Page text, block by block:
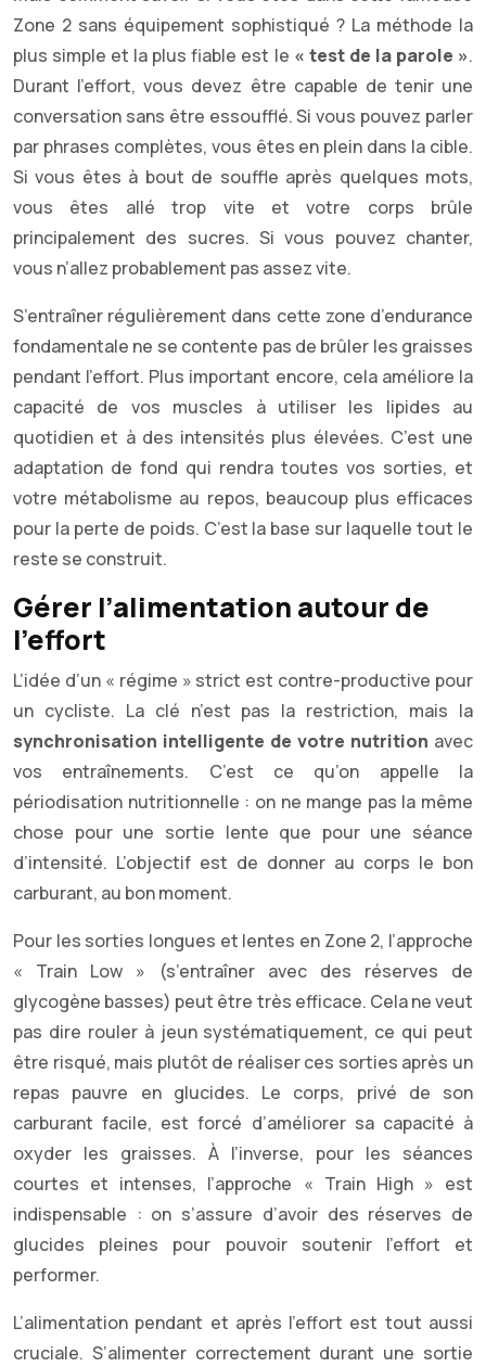
Zone 2 sans équipement sophistiqué ? La méthode la
plus simple et la plus fiable est le « test de la parole ».
Durant l’effort, vous devez être capable de tenir une
conversation sans être essoufflé. Si vous pouvez parler
par phrases complètes, vous êtes en plein dans la cible.
Si vous êtes à bout de souffle après quelques mots,
vous êtes allé trop vite et votre corps brûle
principalement des sucres. Si vous pouvez chanter,
vous n’allez probablement pas assez vite.
S’entraîner régulièrement dans cette zone d’endurance
fondamentale ne se contente pas de brûler les graisses
pendant l’effort. Plus important encore, cela améliore la
capacité de vos muscles à utiliser les lipides au
quotidien et à des intensités plus élevées. C’est une
adaptation de fond qui rendra toutes vos sorties, et
votre métabolisme au repos, beaucoup plus efficaces
pour la perte de poids. C’est la base sur laquelle tout le
reste se construit.
Gérer l’alimentation autour de
l’effort
L’idée d’un « régime » strict est contre-productive pour
un cycliste. La clé n’est pas la restriction, mais la
synchronisation intelligente de votre nutrition avec
vos entraînements. C’est ce qu’on appelle la
périodisation nutritionnelle : on ne mange pas la même
chose pour une sortie lente que pour une séance
d’intensité. L’objectif est de donner au corps le bon
carburant, au bon moment.
Pour les sorties longues et lentes en Zone 2, l’approche
« Train Low » (s’entraîner avec des réserves de
glycogène basses) peut être très efficace. Cela ne veut
pas dire rouler à jeun systématiquement, ce qui peut
être risqué, mais plutôt de réaliser ces sorties après un
repas pauvre en glucides. Le corps, privé de son
carburant facile, est forcé d’améliorer sa capacité à
oxyder les graisses. À l’inverse, pour les séances
courtes et intenses, l’approche « Train High » est
indispensable : on s’assure d’avoir des réserves de
glucides pleines pour pouvoir soutenir l’effort et
performer.
L’alimentation pendant et après l’effort est tout aussi
cruciale. S’alimenter correctement durant une sortie